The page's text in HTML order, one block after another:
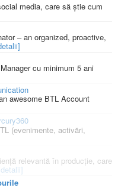
media, care să știe cum
– an organized, proactive,
cu minimum 5 ani
awesome BTL Account
(evenimente, activări,
relevantă în producție, care